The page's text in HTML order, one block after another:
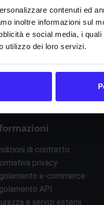
contenuti ed
inoltre informazioni sul
e social media, i
utilizzo dei loro servizi.
di contratto
privacy
e-commerce
API
e servizi esterni